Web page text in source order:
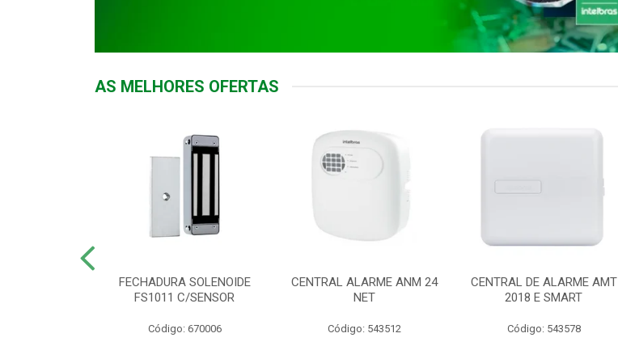
AS MELHORES OFERTAS
FECHADURA SOLENOIDE
FS1011 C/SENSOR
Código: 670006
CENTRAL ALARME ANM 24
NET
Código: 543512
CENTRAL DE ALARME AMT
2018 E SMART
Código: 543578